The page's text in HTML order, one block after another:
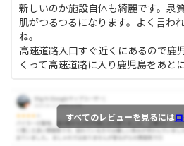
新しいのか施設自体も綺麗です。泉
肌がつるつるになります。よく言わ
ね。
高速道路入口すぐ近くにあるので鹿
くって高速道路に入り鹿児島をあと
すべてのレビューを見るには